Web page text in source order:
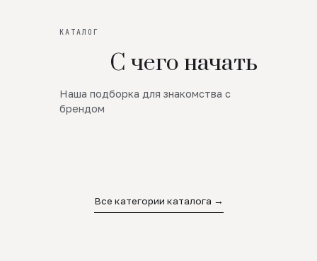
КАТАЛОГ
С чего начать
Наша подборка для знакомства с
брендом
Новинки
SALE
Все категории каталога →